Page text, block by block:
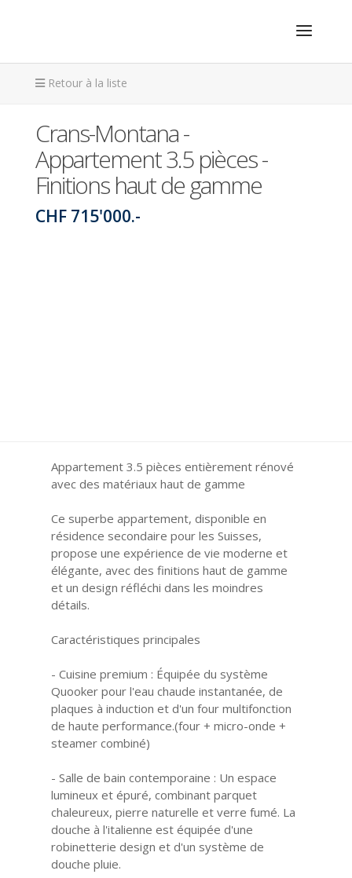
Retour à la liste
Crans-Montana -
Appartement 3.5 pièces -
Finitions haut de gamme
CHF 715'000.-
Appartement 3.5 pièces entièrement rénové
avec des matériaux haut de gamme
Ce superbe appartement, disponible en
résidence secondaire pour les Suisses,
propose une expérience de vie moderne et
élégante, avec des finitions haut de gamme
et un design réfléchi dans les moindres
détails.
Caractéristiques principales
- Cuisine premium : Équipée du système
Quooker pour l'eau chaude instantanée, de
plaques à induction et d'un four multifonction
de haute performance.(four + micro-onde +
steamer combiné)
- Salle de bain contemporaine : Un espace
lumineux et épuré, combinant parquet
chaleureux, pierre naturelle et verre fumé. La
douche à l'italienne est équipée d'une
robinetterie design et d'un système de
douche pluie.